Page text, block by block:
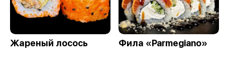
Жареный лосось Фила «Parmegiano»